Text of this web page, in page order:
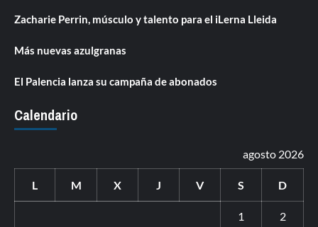
Zacharie Perrin, músculo y talento para el iLerna Lleida
Más nuevas azulgranas
El Palencia lanza su campaña de abonados
Calendario
agosto 2026
L M X J V S D
1 2